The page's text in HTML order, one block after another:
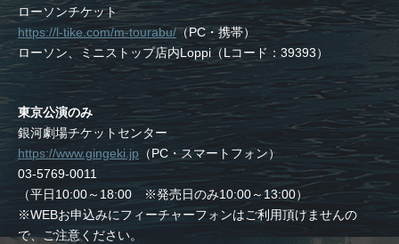
ローソンチケット
https://l-tike.com/m-tourabu/（PC・携帯）
ローソン、ミニストップ店内Loppi（Lコード：39393）
東京公演のみ
銀河劇場チケットセンター
https://www.gingeki.jp （PC・スマートフォン）
03-5769-0011
（平日10:00～18:00 ※発売日のみ10:00～13:00）
※WEBお申込みにフィーチャーフォンはご利用頂けませんの
で、ご注意ください。